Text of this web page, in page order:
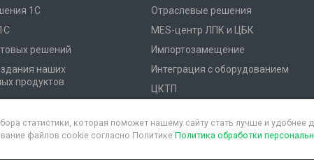
1С
решений
наших
продуктов
Отраслевые решения
MES-центр ЛПК и ЦБК
Импортозамещение
Интеграция с оборудованием
ЦКТП
статистики, которая поможет нашему сайту стать лучше и удобнее
файлов cookie согласно ПолитикеПолитика обработки